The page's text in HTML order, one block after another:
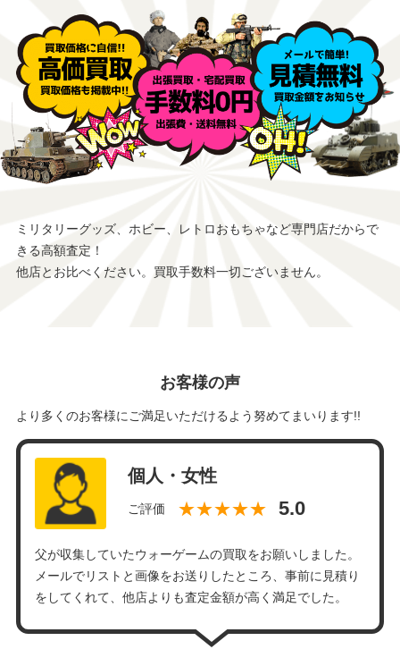
ミリタリーグッズ、ホビー、レトロおもちゃなど専門店だからで
きる高額査定！
他店とお比べください。買取手数料一切ございません。
お客様の声
より多くのお客様にご満足いただけるよう努めてまいります!!
個人・女性
ご評価 ★★★★★
父が収集していたウォーゲームの買取をお願いしました。
メールでリストと画像をお送りしたところ、事前に見積り
をしてくれて、他店よりも査定金額が高く満足でした。